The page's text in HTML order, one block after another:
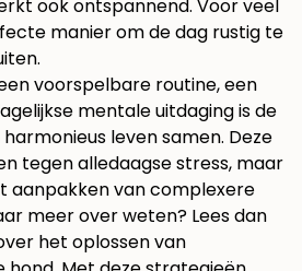
ook ontspannend. Voor veel
manier om de dag rustig te
voorspelbare routine, een
mentale uitdaging is de
leven samen. Deze
tegen alledaagse stress, maar
aanpakken van complexere
meer over weten? Lees dan
het oplossen van